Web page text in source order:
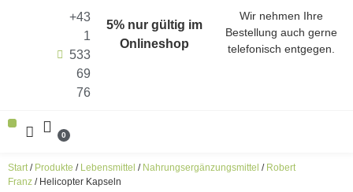
5% nur gültig im
Onlineshop
Wir nehmen Ihre
Bestellung auch gerne
telefonisch entgegen.
+43
1
533
69
76
0
Start/ Produkte / Lebensmittel / Nahrungsergänzungsmittel / Robert
Franz / Helicopter Kapseln